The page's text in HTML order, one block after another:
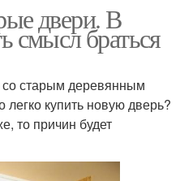
двери. В
смысл браться
со старым деревянным
купить новую дверь?
то причин будет